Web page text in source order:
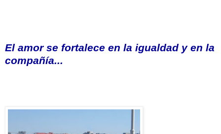
El amor se fortalece en la igualdad y en la
compañía...